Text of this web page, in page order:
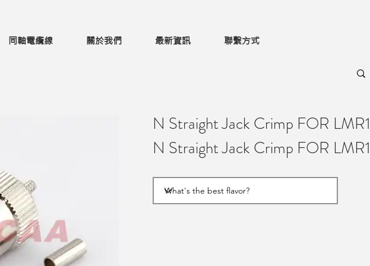
同軸電纜線 關於我們 最新資訊 聯繫方式
N Straight Jack Crimp FOR
N Straight Jack Crimp FOR